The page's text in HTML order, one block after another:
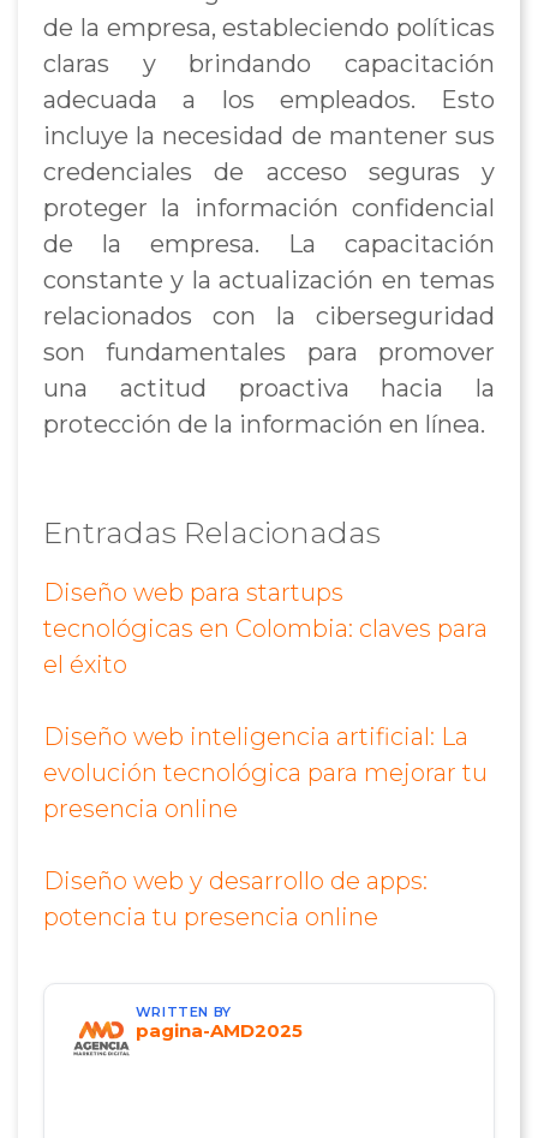
de la empresa, estableciendo políticas
claras y brindando capacitación
adecuada a los empleados. Esto
incluye la necesidad de mantener sus
credenciales de acceso seguras y
proteger la información confidencial
de la empresa. La capacitación
constante y la actualización en temas
relacionados con la ciberseguridad
son fundamentales para promover
una actitud proactiva hacia la
protección de la información en línea.
Entradas Relacionadas
Diseño web para startups
tecnológicas en Colombia: claves para
el éxito
Diseño web inteligencia artificial: La
evolución tecnológica para mejorar tu
presencia online
Diseño web y desarrollo de apps:
potencia tu presencia online
WRITTEN BY
pagina-AMD2025